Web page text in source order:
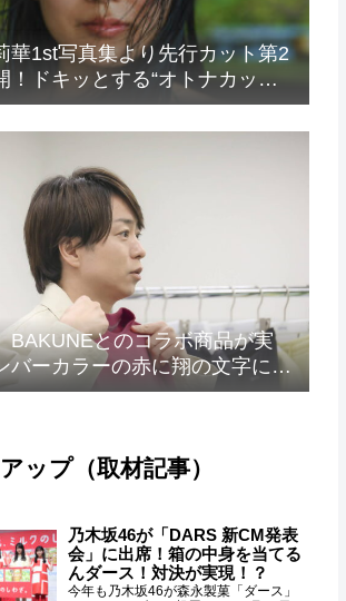
華1st写真集より先行カット第2
！ドキッとする“オトナカッ
！
BAKUNEとのコラボ商品が実
バーカラーの赤に翔の文字に着
デザイン
ップ（取材記事）
乃木坂46が「DARS 新CM発表
会」に出席！箱の中身を当てる
んダース！対決が実現！？
今年も乃木坂46が森永製菓「ダース」